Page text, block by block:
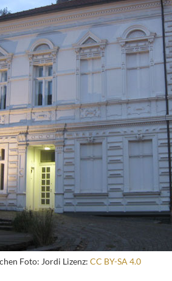
Foto: Jordi Lizenz: CC BY-SA 4.0